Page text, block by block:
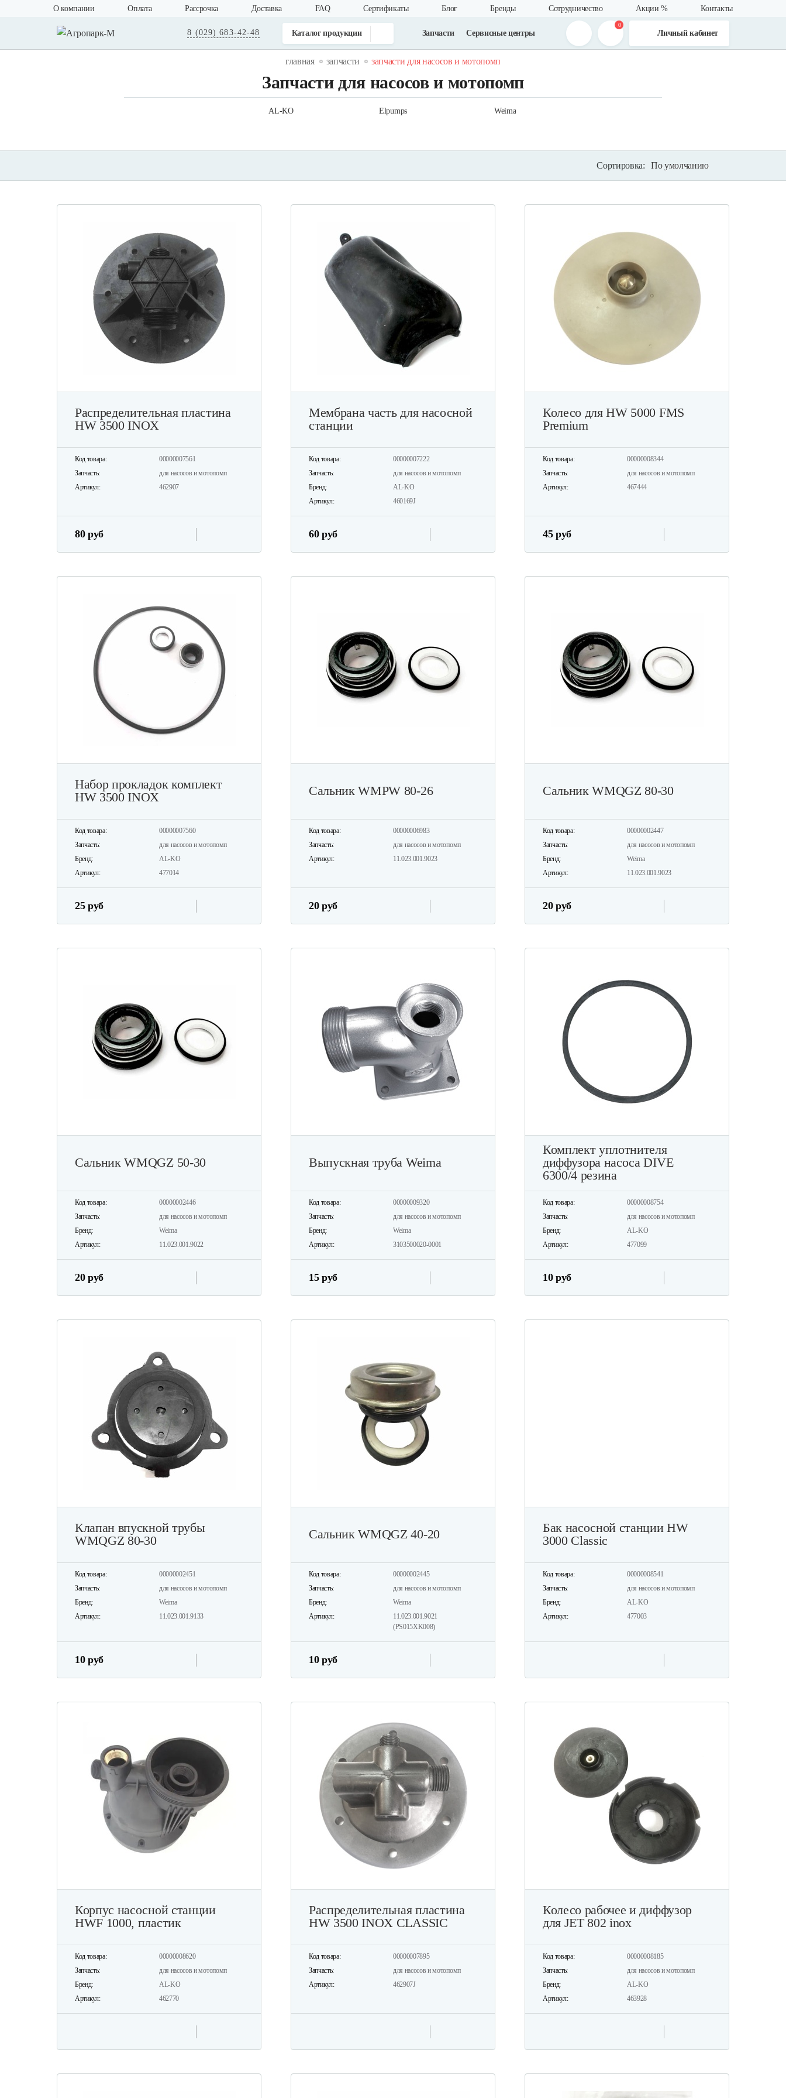
О компании Оплата Рассрочка Доставка FAQ Cертификаты Блог Бренды Сотрудничество Акции % Контакты
8 (029) 683-42-48 Каталог продукции Запчасти Сервисные центры
0
Личный кабинет
главная запчасти запчасти для насосов и мотопомп
Запчасти для насосов и мотопомп
AL-KO Elpumps Weima
Сортировка: По умолчанию
Распределительная пластина
HW 3500 INOX
Код товара:
00000007561
Запчасть:
для насосов и мотопомп
Артикул:
462907
80 руб
Мембрана часть для насосной
станции
Код товара:
00000007222
Запчасть:
для насосов и мотопомп
Бренд:
AL-KO
Артикул:
460169J
60 руб
Колесо для HW 5000 FMS
Premium
Код товара:
00000008344
Запчасть:
для насосов и мотопомп
Артикул:
467444
45 руб
Набор прокладок комплект
HW 3500 INOX
Код товара:
00000007560
Запчасть:
для насосов и мотопомп
Бренд:
AL-KO
Артикул:
477014
25 руб
Сальник WMPW 80-26
Код товара:
00000006983
Запчасть:
для насосов и мотопомп
Артикул:
11.023.001.9023
20 руб
Сальник WMQGZ 80-30
Код товара:
00000002447
Запчасть:
для насосов и мотопомп
Бренд:
Weima
Артикул:
11.023.001.9023
20 руб
Сальник WMQGZ 50-30
Код товара:
00000002446
Запчасть:
для насосов и мотопомп
Бренд:
Weima
Артикул:
11.023.001.9022
20 руб
Выпускная труба Weima
Код товара:
00000009320
Запчасть:
для насосов и мотопомп
Бренд:
Weima
Артикул:
3103500020-0001
15 руб
Комплект уплотнителя
диффузора насоса DIVE
6300/4 резина
Код товара:
00000008754
Запчасть:
для насосов и мотопомп
Бренд:
AL-KO
Артикул:
477099
10 руб
Клапан впускной трубы
WMQGZ 80-30
Код товара:
00000002451
Запчасть:
для насосов и мотопомп
Бренд:
Weima
Артикул:
11.023.001.9133
10 руб
Сальник WMQGZ 40-20
Код товара:
00000002445
Запчасть:
для насосов и мотопомп
Бренд:
Weima
Артикул:
11.023.001.9021
(PS015XK008)
10 руб
Бак насосной станции HW
3000 Classic
Код товара:
00000008541
Запчасть:
для насосов и мотопомп
Бренд:
AL-KO
Артикул:
477003
Корпус насосной станции
HWF 1000, пластик
Код товара:
00000008620
Запчасть:
для насосов и мотопомп
Бренд:
AL-KO
Артикул:
462770
Распределительная пластина
HW 3500 INOX CLASSIC
Код товара:
00000007895
Запчасть:
для насосов и мотопомп
Артикул:
462907J
Колесо рабочее и диффузор
для JET 802 inox
Код товара:
00000008185
Запчасть:
для насосов и мотопомп
Бренд:
AL-KO
Артикул:
463928